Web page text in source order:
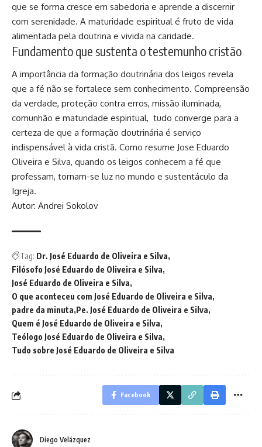
que se forma cresce em sabedoria e aprende a discernir
com serenidade. A maturidade espiritual é fruto de vida
alimentada pela doutrina e vivida na caridade.
Fundamento que sustenta o testemunho cristão
A importância da formação doutrinária dos leigos revela
que a fé não se fortalece sem conhecimento. Compreensão
da verdade, proteção contra erros, missão iluminada,
comunhão e maturidade espiritual, tudo converge para a
certeza de que a formação doutrinária é serviço
indispensável à vida cristã. Como resume Jose Eduardo
Oliveira e Silva, quando os leigos conhecem a fé que
professam, tornam-se luz no mundo e sustentáculo da
Igreja.
Autor: Andrei Sokolov
Tag: Dr. José Eduardo de Oliveira e Silva
Filósofo José Eduardo de Oliveira e Silva
José Eduardo de Oliveira e Silva
O que aconteceu com José Eduardo de Oliveira e Silva
padre da minuta Pe. José Eduardo de Oliveira e Silva
Quem é José Eduardo de Oliveira e Silva
Teólogo José Eduardo de Oliveira e Silva
Tudo sobre José Eduardo de Oliveira e Silva
Facebook
Diego Velázquez